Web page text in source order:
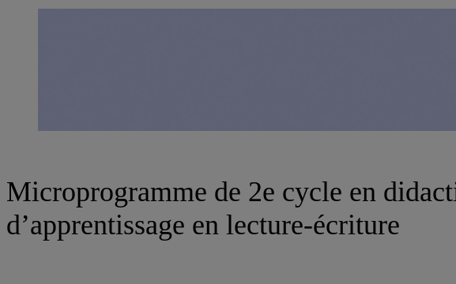
Microprogramme de 2e cycle en
d’apprentissage en lecture-écriture